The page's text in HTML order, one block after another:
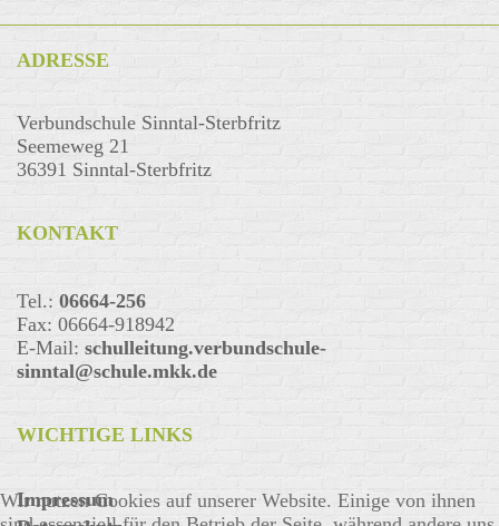
ADRESSE
Verbundschule Sinntal-Sterbfritz
Seemeweg 21
36391 Sinntal-Sterbfritz
KONTAKT
Tel.: 06664-256
Fax: 06664-918942
E-Mail: schulleitung.verbundschule-
sinntal@schule.mkk.de
WICHTIGE LINKS
Impressum
Wir nutzen Cookies auf unserer Website. Einige von ihnen